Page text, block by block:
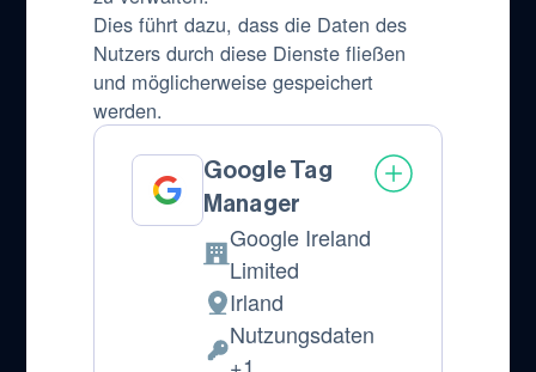
Dies führt dazu, dass die Daten des
Nutzers durch diese Dienste fließen
und möglicherweise gespeichert
werden.
Google Tag
Manager
Firma:
Google Ireland
Limited
Verarbeitungsort:
Irland
Verarbeitete
Nutzungsdaten